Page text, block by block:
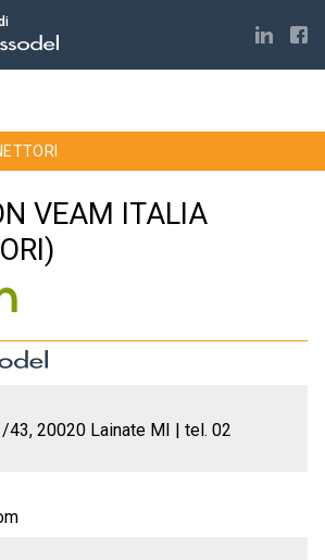
VEAM ITALIA
43, 20020 Lainate MI | tel. 02